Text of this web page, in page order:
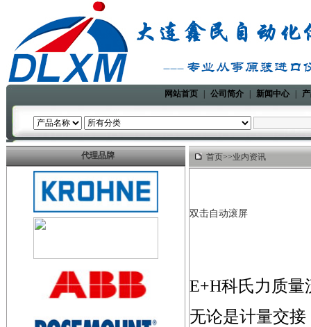
网站首页 公司简介 新闻中心
代理品牌 首页>>业内资讯
双击自动滚屏
E+H科氏力质
无论是计量交